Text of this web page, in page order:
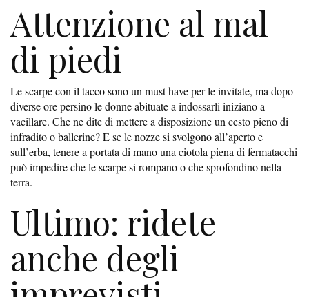
Attenzione al mal
di piedi
Le scarpe con il tacco sono un must have per le invitate, ma dopo
diverse ore persino le donne abituate a indossarli iniziano a
vacillare. Che ne dite di mettere a disposizione un cesto pieno di
infradito o ballerine? E se le nozze si svolgono all’aperto e
sull’erba, tenere a portata di mano una ciotola piena di fermatacchi
può impedire che le scarpe si rompano o che sprofondino nella
terra.
Ultimo: ridete
anche degli